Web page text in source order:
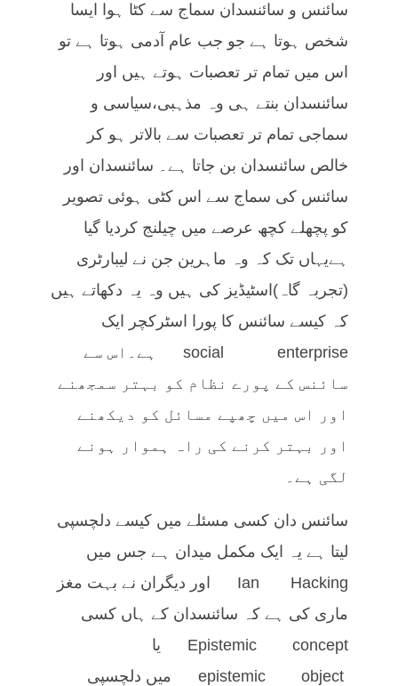
سائنس و سائنسدان سماج سے کٹا ہوا ایسا
شخص ہوتا ہے جو جب عام آدمی ہوتا ہے تو
اس میں تمام تر تعصبات ہوتے ہیں اور
سائنسدان بنتے ہی وہ مذہبی،سیاسی و
سماجی تمام تر تعصبات سے بالاتر ہو کر
خالص سائنسدان بن جاتا ہے۔ سائنسدان اور
سائنس کی سماج سے اس کٹی ہوئی تصویر
کو پچھلے کچھ عرصے میں چیلنج کردیا گیا
ہےیہاں تک کہ وہ ماہرین جن نے لیبارٹری
(تجربہ گاہ)اسٹیڈیز کی ہیں وہ یہ دکھاتے ہیں
کہ کیسے سائنس کا پورا اسٹرکچر ایک
social enterprise ہے۔اس سے
سائنس کے پورے نظام کو بہتر سمجھنے
اور اس میں چھپے مسائل کو دیکھنے
اور بہتر کرنے کی راہ ہموار ہونے
لگی ہے۔
سائنس دان کسی مسئلے میں کیسے دلچسپی
لیتا ہے یہ ایک مکمل میدان ہے جس میں
Ian Hacking اور دیگران نے بہت مغز
ماری کی ہے کہ سائنسدان کے ہاں کسی
Epistemic concept یا
epistemic object میں دلچسپی